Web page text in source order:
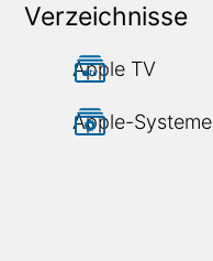
Verzeichnisse
Apple TV
Apple-Systeme